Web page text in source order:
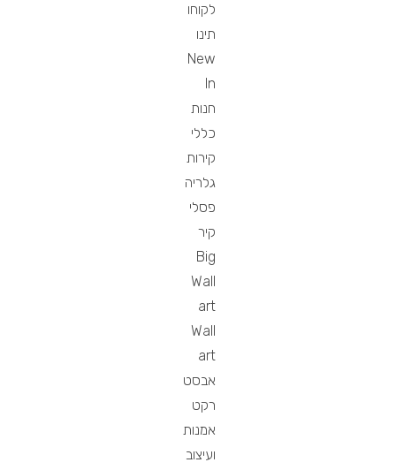
לקוחו
תינו
New
In
חנות
כללי
קירות
גלריה
פסלי
קיר
Big
Wall
art
Wall
art
אבסט
רקט
אמנות
ועיצוב